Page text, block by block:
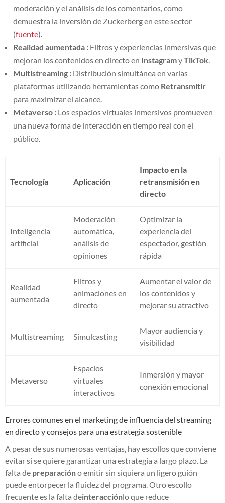
moderación y el análisis de los comentarios, como
demuestra la inversión de Zuckerberg en este sector
(fuente).
Realidad aumentada : Filtros y experiencias inmersivas que
mejoran los contenidos en directo en InstagramyTikTok
Multistreaming : Distribución simultánea en varias
plataformas utilizando herramientas como Retransmitir
para maximizar el alcance.
Metaverso : Los espacios virtuales inmersivos promueven
una nueva forma de interacción en tiempo real con el
público.
Tecnología Aplicación
Impacto en la
retransmisión en
directo
Inteligencia
artificial
Moderación
automática,
análisis de
opiniones
Optimizar la
experiencia del
espectador, gestión
rápida
Realidad
aumentada
Filtros y
animaciones en
directo
Aumentar el valor de
los contenidos y
mejorar su atractivo
Multistreaming Simulcasting
Mayor audiencia y
visibilidad
Metaverso
Espacios
virtuales
interactivos
Inmersión y mayor
conexión emocional
Errores comunes en el marketing de influencia del streaming
en directo y consejos para una estrategia sostenible
A pesar de sus numerosas ventajas, hay escollos que conviene
evitar si se quiere garantizar una estrategia a largo plazo. La
falta de preparacióno emitir sin siquiera un ligero guión
puede entorpecer la fluidez del programa. Otro escollo
frecuente es la falta deinteracciónlo que reduce